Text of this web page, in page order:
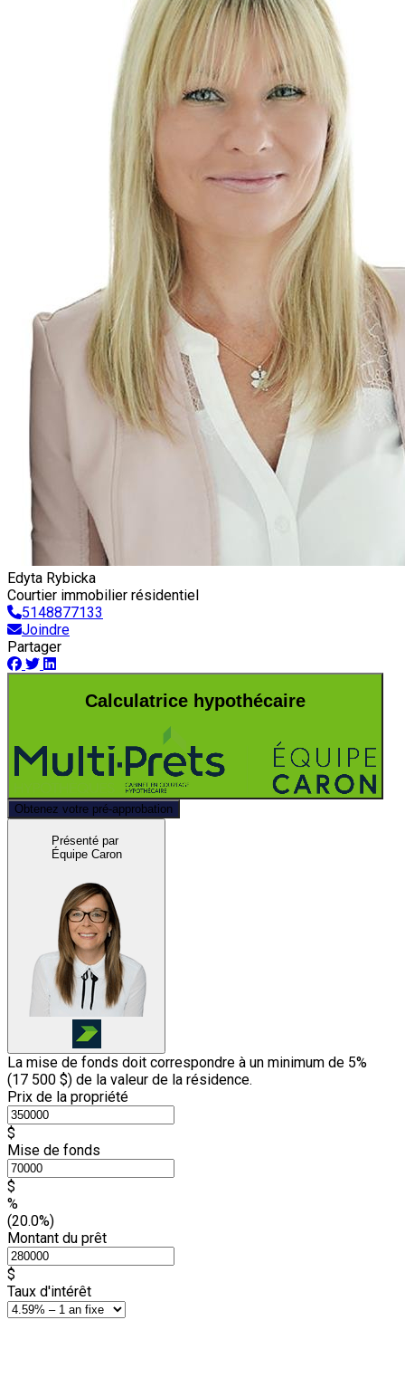
Edyta Rybicka
Courtier immobilier résidentiel
5148877133
Joindre
Partager
Calculatrice hypothécaire
Obtenez votre pré-approbation
Présenté par
Équipe Caron
La mise de fonds doit correspondre à un minimum de 5%
(17 500 $) de la valeur de la résidence.
Prix de la propriété
$
Mise de fonds
$
%
(20.0%)
Montant du prêt
$
Taux d'intérêt